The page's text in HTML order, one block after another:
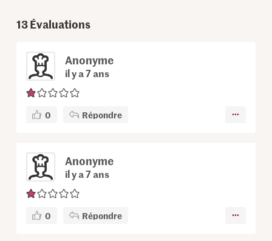
13Évaluations
Anonyme
il y a 7 ans
0 Répondre
Anonyme
il y a 7 ans
0 Répondre